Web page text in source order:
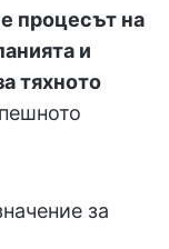
процесът на
и
тяхното
за